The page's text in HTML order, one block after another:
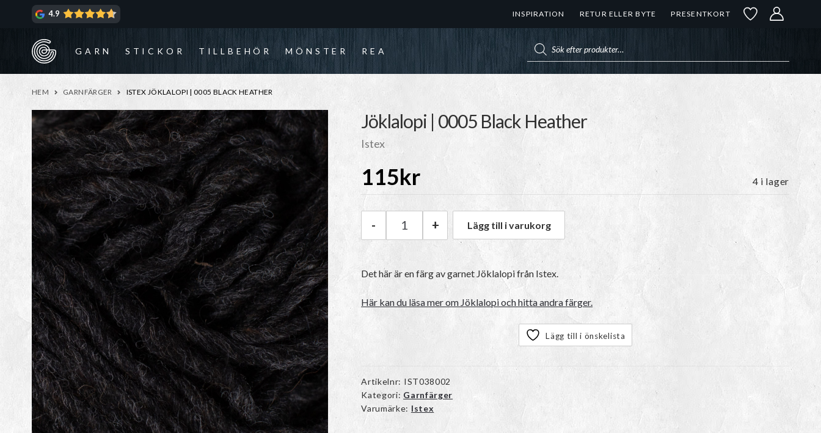
4.9 INSPIRATION RETUR ELLER BYTE PRESENTKORT
GARN STICKOR TILLBEHÖR MÖNSTER REA
HEM GARNFÄRGER ISTEX JÖKLALOPI | 0005 BLACK HEATHER
Jöklalopi | 0005 Black Heather
Istex
115kr 4 i lager
Istex Jöklalopi | 0005 Black Heather mängd
- + Lägg till i varukorg
Det här är en färg av garnet Jöklalopi från Istex.
Här kan du läsa mer om Jöklalopi och hitta andra färger.
Lägg till i önskelista
Artikelnr: IST038002
Kategori: Garnfärger
Varumärke: Istex